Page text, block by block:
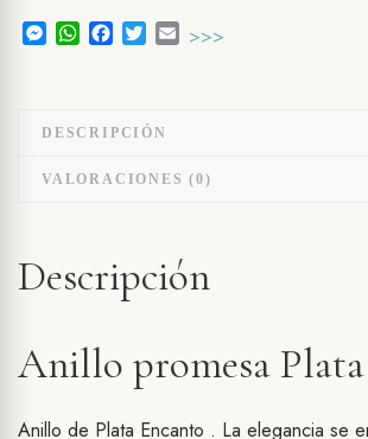
Messenger
WhatsApp
Facebook
TwitterEmail
>>>
DESCRIPCIÓN
VALORACIONES (0)
Descripción
Anillo promesa
Anillo de Plata Encanto . La elegancia se